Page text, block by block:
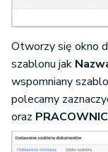
Otworzy się okno
szablonu jak
wspomniany
polecamy
oraz